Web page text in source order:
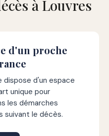
à Louvres
d'un proche
dispose d'un espace
unique pour
les démarches
suivant le décès.